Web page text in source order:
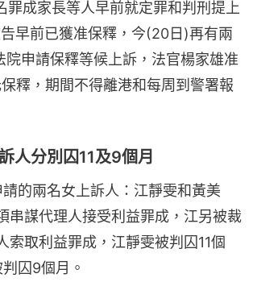
罪成家長等人早前就定罪和判刑提上
早前已獲准保釋，今(20日)再有兩
院申請保釋等候上訴，法官楊家雄准
釋，期間不得離港和每周到警署報
人分別囚11及9個月
的兩名女上訴人：江靜雯和黃美
串謀代理人接受利益罪成，江另被裁
索取利益罪成，江靜雯被判囚11個
囚9個月。